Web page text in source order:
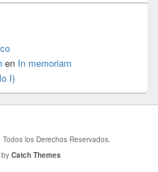
en In memoriam
I)
Todos los Derechos Reservados.
Catch Themes